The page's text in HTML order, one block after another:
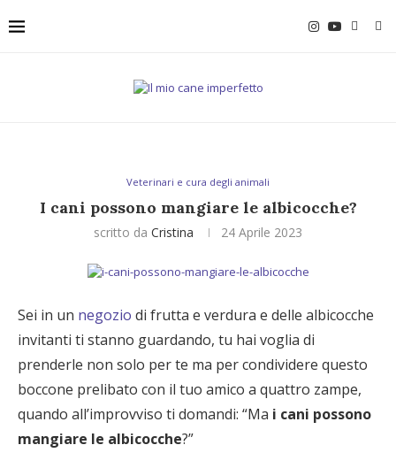
Veterinari e cura degli animali
I cani possono mangiare le albicocche?
scritto da Cristina 24 Aprile 2023
Sei in un negozio di frutta e verdura e delle albicocche
invitanti ti stanno guardando, tu hai voglia di
prenderle non solo per te ma per condividere questo
boccone prelibato con il tuo amico a quattro zampe,
quando all’improvviso ti domandi: “Ma i cani possono
mangiare le albicocche?”